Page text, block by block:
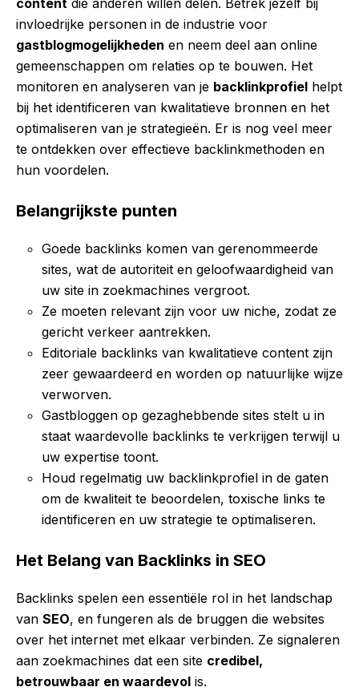
content die anderen willen delen. Betrek jezelf bij
invloedrijke personen in de industrie voor
gastblogmogelijkheden en neem deel aan online
gemeenschappen om relaties op te bouwen. Het
monitoren en analyseren van je backlinkprofiel helpt
bij het identificeren van kwalitatieve bronnen en het
optimaliseren van je strategieën. Er is nog veel meer
te ontdekken over effectieve backlinkmethoden en
hun voordelen.
Belangrijkste punten
Goede backlinks komen van gerenommeerde
sites, wat de autoriteit en geloofwaardigheid van
uw site in zoekmachines vergroot.
Ze moeten relevant zijn voor uw niche, zodat ze
gericht verkeer aantrekken.
Editoriale backlinks van kwalitatieve content zijn
zeer gewaardeerd en worden op natuurlijke wijze
verworven.
Gastbloggen op gezaghebbende sites stelt u in
staat waardevolle backlinks te verkrijgen terwijl u
uw expertise toont.
Houd regelmatig uw backlinkprofiel in de gaten
om de kwaliteit te beoordelen, toxische links te
identificeren en uw strategie te optimaliseren.
Het Belang van Backlinks in SEO
Backlinks spelen een essentiële rol in het landschap
van SEO, en fungeren als de bruggen die websites
over het internet met elkaar verbinden. Ze signaleren
aan zoekmachines dat een site credibel,
betrouwbaar en waardevol is.